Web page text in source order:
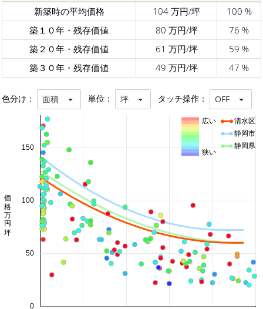
新築時の平均価格
104 万円/坪
100 %
築１０年・残存価値
80 万円/坪
76 %
築２０年・残存価値
61 万円/坪
59 %
築３０年・残存価値
49 万円/坪 47 %
色分け： 面積 単位： 坪 タッチ操作： OFF
0
50
100
150
価格 万円/坪
清水区
静岡市
静岡県
広い
狭い